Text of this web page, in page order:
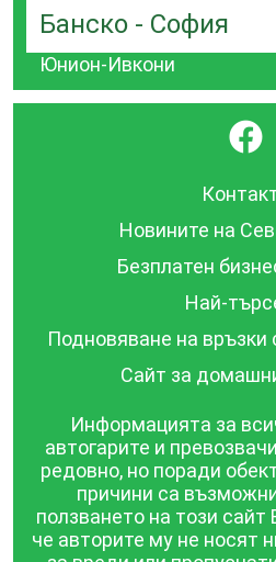
Банско - София
Юнион-Ивкони
}
Новините на
Безплатен
Най-
Подновяване на връзки
Сайт за
Информацията за
автогарите и
редовно, но поради
причини са
ползването на този сайт
че авторите му не носят